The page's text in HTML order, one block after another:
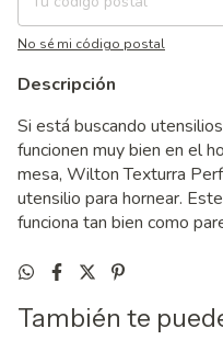
No sé mi código postal
Descripción
Si está buscando
funcionen muy bien en el
mesa, Wilton Texturra
utensilio para hornear.
funciona tan bien como
También te